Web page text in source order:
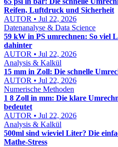
Reifen, Luftdruck und Sicherheit
AUTOR • Jul 22, 2026
Datenanalyse & Data Science
59 kW in PS umrechnen: So viel
dahinter
AUTOR • Jul 22, 2026
Analysis & Kalkül
15 mm in Zoll: Die schnelle
AUTOR • Jul 22, 2026
Numerische Methoden
1 8 Zoll in mm: Die klare
bedeutet
AUTOR • Jul 22, 2026
Analysis & Kalkül
500ml sind wieviel Liter? Die
Mathe-Stress